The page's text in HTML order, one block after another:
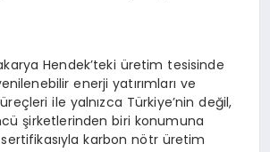
Hendek’teki üretim tesisinde
enerji yatırımları ve
ile yalnızca Türkiye’nin değil,
şirketlerinden biri konumuna
sertifikasıyla karbon nötr üretim